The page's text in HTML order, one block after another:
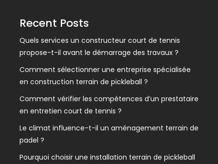
Recent Posts
Quels services un constructeur court de tennis
propose-t-il avant le démarrage des travaux ?
Comment sélectionner une entreprise spécialisée
en construction terrain de pickleball ?
Comment vérifier les compétences d’un prestataire
en entretien court de tennis ?
Le climat influence-t-il un aménagement terrain de
padel ?
Pourquoi choisir une installation terrain de pickleball